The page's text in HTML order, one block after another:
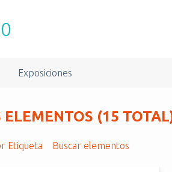
Exposiciones
ELEMENTOS (15
Etiqueta Buscar elementos